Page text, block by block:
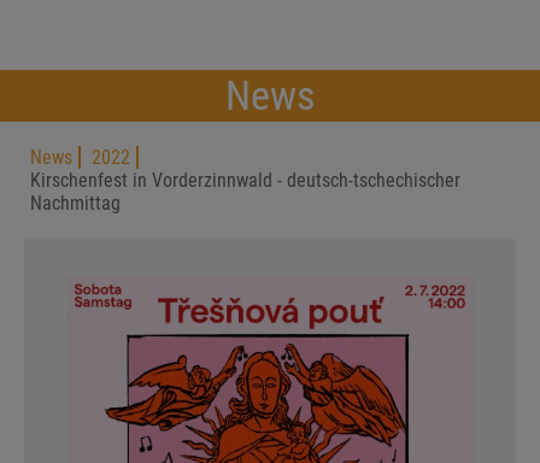
News
News
2022
Kirschenfest in Vorderzinnwald - deutsch-tschechischer
Nachmittag